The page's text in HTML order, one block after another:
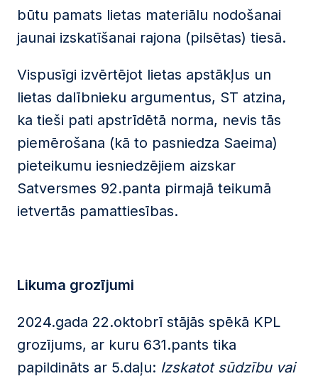
būtu pamats lietas materiālu nodošanai
jaunai izskatīšanai rajona (pilsētas) tiesā.
Vispusīgi izvērtējot lietas apstākļus un
lietas dalībnieku argumentus, ST atzina,
ka tieši pati apstrīdētā norma, nevis tās
piemērošana (kā to pasniedza Saeima)
pieteikumu iesniedzējiem aizskar
Satversmes 92.panta pirmajā teikumā
ietvertās pamattiesības.
Likuma grozījumi
2024.gada 22.oktobrī stājās spēkā KPL
grozījums, ar kuru 631.pants tika
papildināts ar 5.daļu: Izskatot sūdzību vai